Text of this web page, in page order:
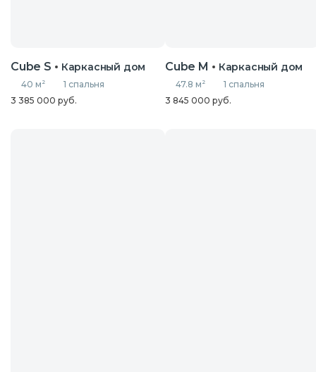
Cube S Каркасный дом
40 м 2
1 спальня
3 385 000 руб.
Cube M Каркасный дом
47.8 м 2
1 спальня
3 845 000 руб.